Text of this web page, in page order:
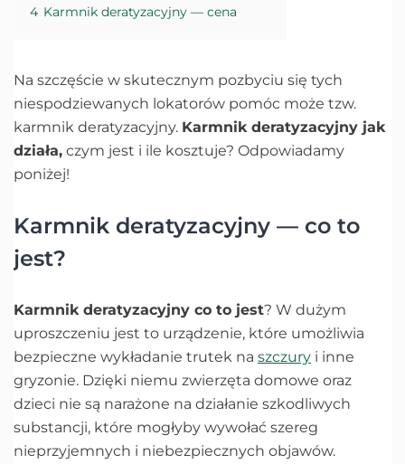
4 Karmnik deratyzacyjny — cena
Na szczęście w skutecznym pozbyciu się tych
niespodziewanych lokatorów pomóc może tzw.
karmnik deratyzacyjny. Karmnik deratyzacyjny jak
działa, czym jest i ile kosztuje? Odpowiadamy
poniżej!
Karmnik deratyzacyjny — co to
jest?
Karmnik deratyzacyjny co to jest? W dużym
uproszczeniu jest to urządzenie, które umożliwia
bezpieczne wykładanie trutek na szczury i inne
gryzonie. Dzięki niemu zwierzęta domowe oraz
dzieci nie są narażone na działanie szkodliwych
substancji, które mogłyby wywołać szereg
nieprzyjemnych i niebezpiecznych objawów.